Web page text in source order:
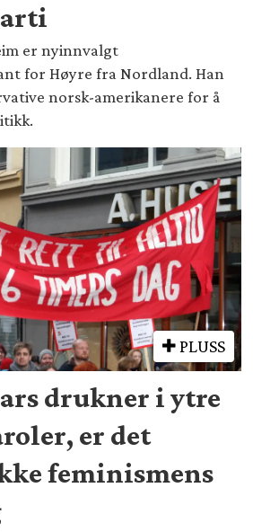
er nyinnvalgt
for Høyre fra Nordland. Han
norsk-amerikanere for å
PLUSS
drukner i ytre
er det
feminismens